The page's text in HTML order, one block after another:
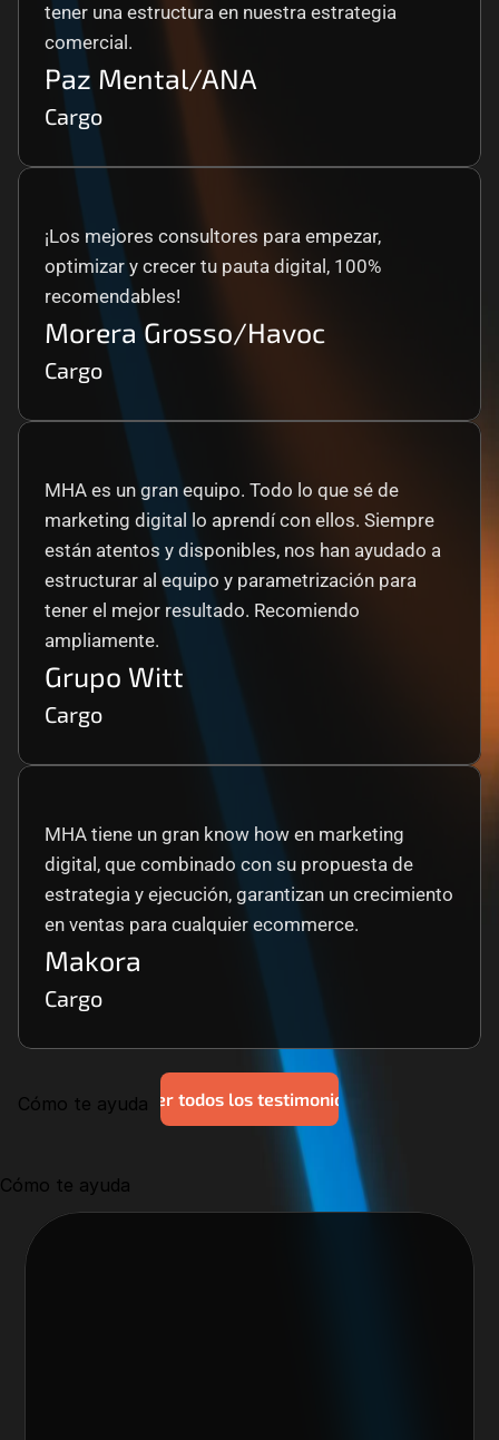
Cómo te ayuda
Ver todos los testimonios
tener una estructura en nuestra estrategia
comercial.
Paz Mental/ANA
Cargo
¡Los mejores consultores para empezar,
optimizar y crecer tu pauta digital, 100%
recomendables!
Morera Grosso/Havoc
Cargo
MHA es un gran equipo. Todo lo que sé de
marketing digital lo aprendí con ellos. Siempre
están atentos y disponibles, nos han ayudado a
estructurar al equipo y parametrización para
tener el mejor resultado. Recomiendo
ampliamente.
Grupo Witt
Cargo
MHA tiene un gran know how en marketing
digital, que combinado con su propuesta de
estrategia y ejecución, garantizan un crecimiento
en ventas para cualquier ecommerce.
Makora
Cargo
Cómo te ayuda